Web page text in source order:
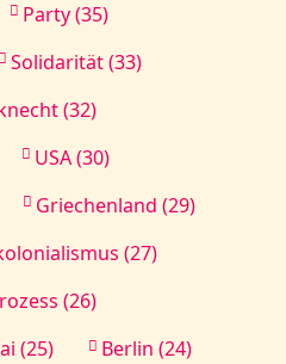
Party (35)
Solidarität (33)
(32)
USA (30)
Griechenland (29)
(27)
(26)
(25)
Berlin (24)